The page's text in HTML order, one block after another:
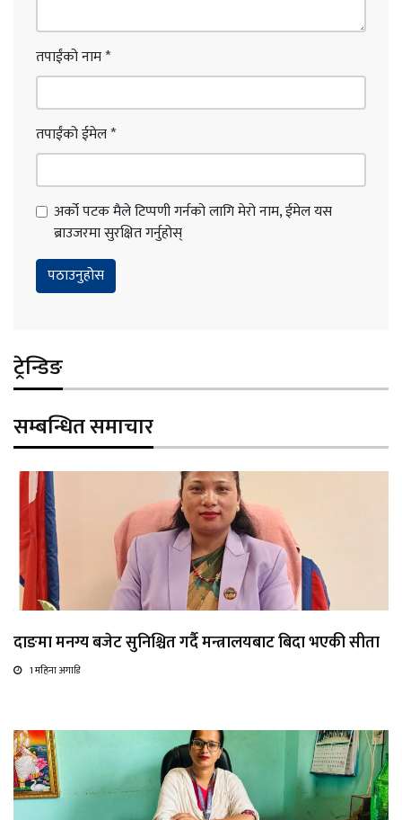
तपाईंको नाम*
तपाईंको ईमेल*
अर्को पटक मैले टिप्पणी गर्नको लागि मेरो नाम, ईमेल यस
ब्राउजरमा सुरक्षित गर्नुहोस्
ट्रेन्डिङ
सम्बन्धित समाचार
दाङमा मनग्य बजेट सुनिश्चित गर्दै मन्त्रालयबाट बिदा भएकी सीता
1 महिना अगाडि